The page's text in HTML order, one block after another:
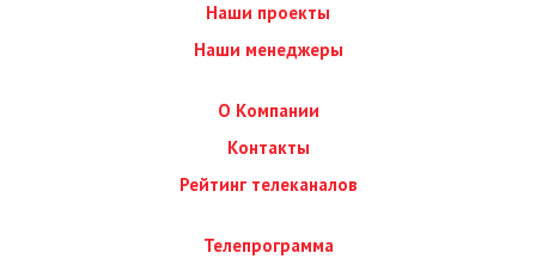
Наши проекты
Наши менеджеры
О Компании
Контакты
Рейтинг телеканалов
Телепрограмма